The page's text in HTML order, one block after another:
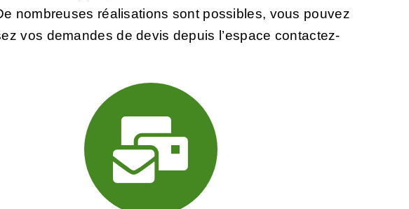
nombreuses réalisations sont possibles, vous pouvez
vos demandes de devis depuis l’espace contactez-